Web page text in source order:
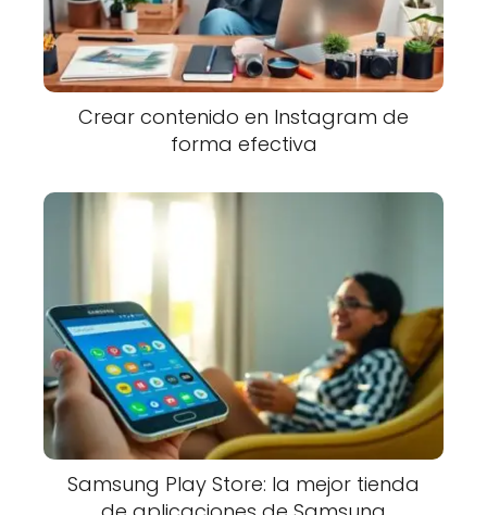
Crear contenido en Instagram de
forma efectiva
Samsung Play Store: la mejor tienda